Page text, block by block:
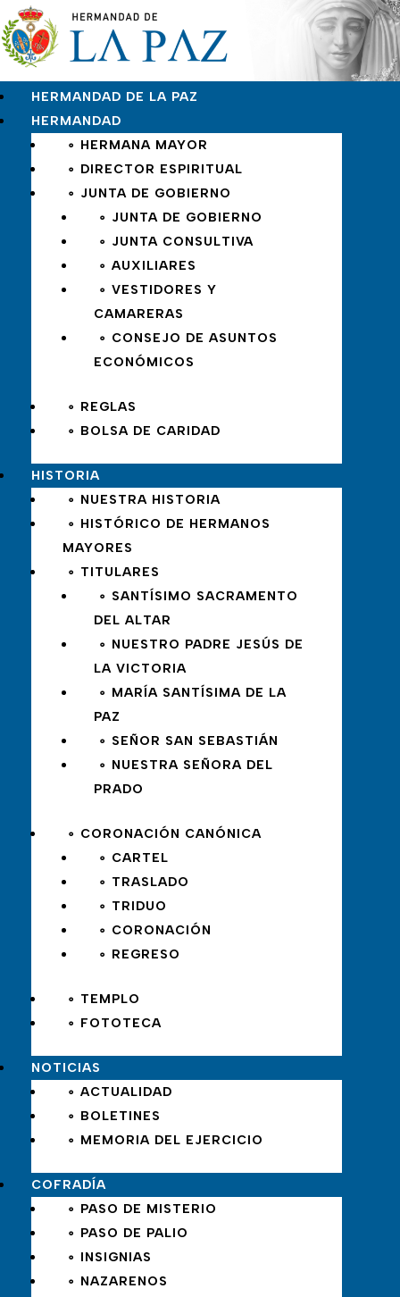
HERMANDAD DE LA PAZ
HERMANDAD
∘ HERMANA MAYOR
∘ DIRECTOR ESPIRITUAL
∘ JUNTA DE GOBIERNO
∘ JUNTA DE GOBIERNO
∘ JUNTA CONSULTIVA
∘ AUXILIARES
∘ VESTIDORES Y
CAMARERAS
∘ CONSEJO DE ASUNTOS
ECONÓMICOS
∘ REGLAS
∘ BOLSA DE CARIDAD
HISTORIA
∘ NUESTRA HISTORIA
∘ HISTÓRICO DE HERMANOS
MAYORES
∘ TITULARES
∘ SANTÍSIMO SACRAMENTO
DEL ALTAR
∘ NUESTRO PADRE JESÚS DE
LA VICTORIA
∘ MARÍA SANTÍSIMA DE LA
PAZ
∘ SEÑOR SAN SEBASTIÁN
∘ NUESTRA SEÑORA DEL
PRADO
∘ CORONACIÓN CANÓNICA
∘ CARTEL
∘ TRASLADO
∘ TRIDUO
∘ CORONACIÓN
∘ REGRESO
∘ TEMPLO
∘ FOTOTECA
NOTICIAS
∘ ACTUALIDAD
∘ BOLETINES
∘ MEMORIA DEL EJERCICIO
COFRADÍA
∘ PASO DE MISTERIO
∘ PASO DE PALIO
∘ INSIGNIAS
∘ NAZARENOS